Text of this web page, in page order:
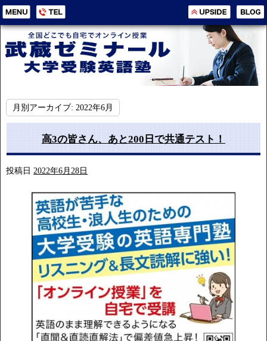
月別アーカイブ: 2022年6月
高3の皆さん、あと200日で共通テスト！
投稿日 2022年6月28日